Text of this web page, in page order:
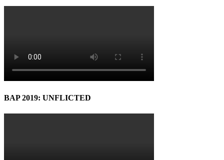
BAP 2019: UNFLICTED